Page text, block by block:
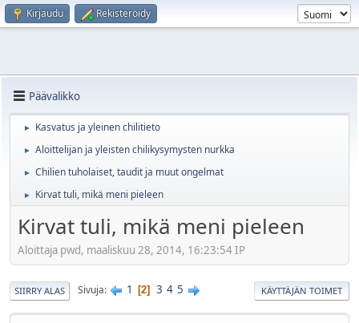
Kirjaudu Rekisteröidy
Päävalikko
► Kasvatus ja yleinen chilitieto
► Aloittelijan ja yleisten chilikysymysten nurkka
► Chilien tuholaiset, taudit ja muut ongelmat
► Kirvat tuli, mikä meni pieleen
Kirvat tuli, mikä meni pieleen
Aloittaja pwd, maaliskuu 28, 2014, 16:23:54 IP
SIIRRY ALAS Sivuja 1 2 3 4 5 KÄYTTÄJÄN TOIMET